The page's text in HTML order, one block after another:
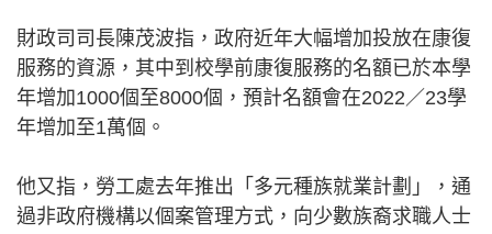
財政司司長陳茂波指，政府近年大幅增加投放在康復
服務的資源，其中到校學前康復服務的名額已於本學
年增加1000個至8000個，預計名額會在2022／23學
年增加至1萬個。
他又指，勞工處去年推出「多元種族就業計劃」，通
過非政府機構以個案管理方式，向少數族裔求職人士